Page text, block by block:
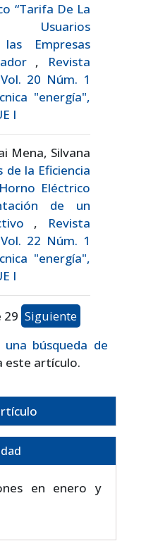
“Tarifa De La
Usuarios
Empresas
, Revista
20 Núm. 1
"energía",
I
Mena, Silvana
de la Eficiencia
Eléctrico
de un
, Revista
22 Núm. 1
"energía",
I
29 Siguiente
una búsqueda de
este artículo.
en enero y